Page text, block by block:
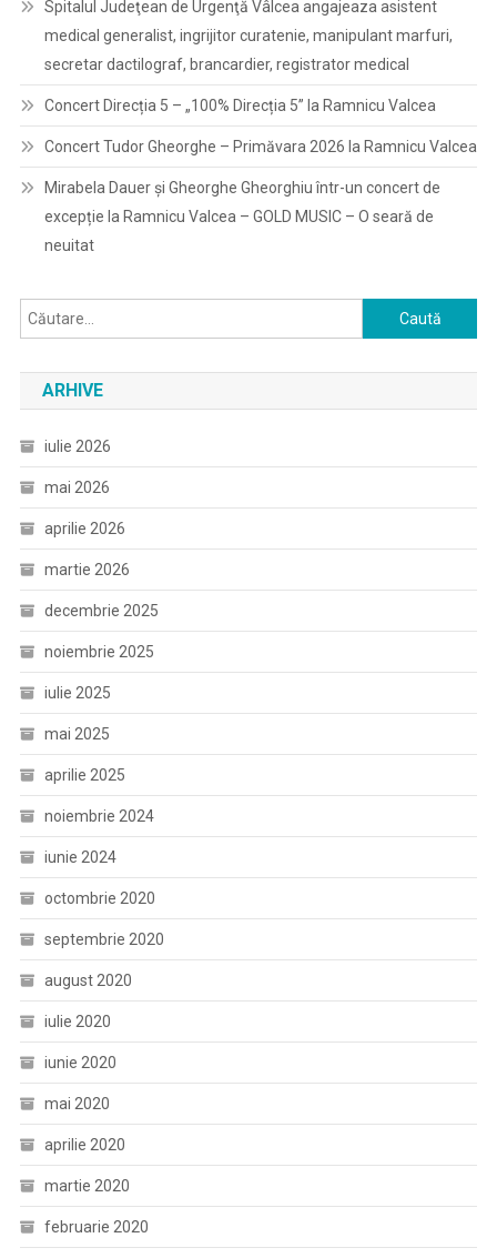
Spitalul Judeţean de Urgenţă Vâlcea angajeaza asistent
medical generalist, ingrijitor curatenie, manipulant marfuri,
secretar dactilograf, brancardier, registrator medical
Concert Direcția 5 – „100% Direcția 5” la Ramnicu Valcea
Concert Tudor Gheorghe – Primăvara 2026 la Ramnicu Valcea
Mirabela Dauer și Gheorghe Gheorghiu într-un concert de
excepție la Ramnicu Valcea – GOLD MUSIC – O seară de
neuitat
Caută
după:
ARHIVE
iulie 2026
mai 2026
aprilie 2026
martie 2026
decembrie 2025
noiembrie 2025
iulie 2025
mai 2025
aprilie 2025
noiembrie 2024
iunie 2024
octombrie 2020
septembrie 2020
august 2020
iulie 2020
iunie 2020
mai 2020
aprilie 2020
martie 2020
februarie 2020